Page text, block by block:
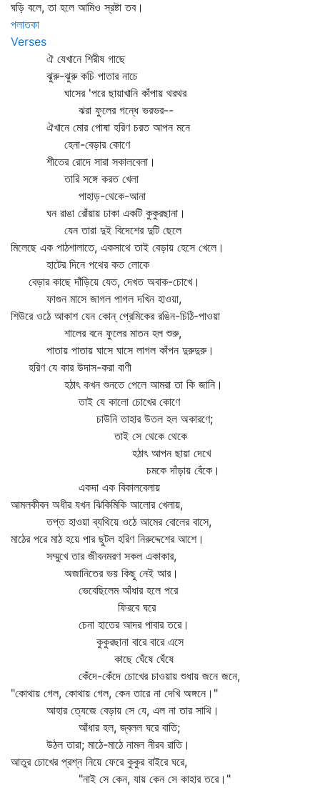
ঘড়ি বলে, তা হলে আমিও স্রষ্টা তব।
পলাতকা
Verses
ঐ যেখানে শিরীষ গাছে
ঝুরু-ঝুরু কচি পাতার নাচে
ঘাসের 'পরে ছায়াখানি কাঁপায় থরথর
ঝরা ফুলের গন্ধে ভরভর--
ঐখানে মোর পোষা হরিণ চরত আপন মনে
হেনা-বেড়ার কোণে
শীতের রোদে সারা সকালবেলা।
তারি সঙ্গে করত খেলা
পাহাড়-থেকে-আনা
ঘন রাঙা রোঁয়ায় ঢাকা একটি কুকুরছানা।
যেন তারা দুই বিদেশের দুটি ছেলে
মিলেছে এক পাঠশালাতে, একসাথে তাই বেড়ায় হেসে খেলে।
হাটের দিনে পথের কত লোকে
বেড়ার কাছে দাঁড়িয়ে যেত, দেখত অবাক-চোখে।
ফাগুন মাসে জাগল পাগল দখিন হাওয়া,
শিউরে ওঠে আকাশ যেন কোন্‌ প্রেমিকের রঙিন-চিঠি-পাওয়া
শালের বনে ফুলের মাতন হল শুরু,
পাতায় পাতায় ঘাসে ঘাসে লাগল কাঁপন দুরুদুরু।
হরিণ যে কার উদাস-করা বাণী
হঠাৎ কখন শুনতে পেলে আমরা তা কি জানি।
তাই যে কালো চোখের কোণে
চাউনি তাহার উতল হল অকারণে;
তাই সে থেকে থেকে
হঠাৎ আপন ছায়া দেখে
চমকে দাঁড়ায় বেঁকে।
একদা এক বিকালবেলায়
আমলকীবন অধীর যখন ঝিকিমিকি আলোর খেলায়,
তপ্ত হাওয়া ব্যথিয়ে ওঠে আমের বোলের বাসে,
মাঠের পরে মাঠ হয়ে পার ছুটল হরিণ নিরুদ্দেশের আশে।
সম্মুখে তার জীবনমরণ সকল একাকার,
অজানিতের ভয় কিছু নেই আর।
ভেবেছিলেম আঁধার হলে পরে
ফিরবে ঘরে
চেনা হাতের আদর পাবার তরে।
কুকুরছানা বারে বারে এসে
কাছে ঘেঁষে ঘেঁষে
কেঁদে-কেঁদে চোখের চাওয়ায় শুধায় জনে জনে,
"কোথায় গেল, কোথায় গেল, কেন তারে না দেখি অঙ্গনে।"
আহার ত্যেজে বেড়ায় সে যে, এল না তার সাথি।
আঁধার হল, জ্বলল ঘরে বাতি;
উঠল তারা; মাঠে-মাঠে নামল নীরব রাতি।
আতুর চোখের প্রশ্ন নিয়ে ফেরে কুকুর বাইরে ঘরে,
"নাই সে কেন, যায় কেন সে কাহার তরে।"